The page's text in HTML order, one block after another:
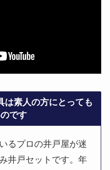
は素人の方にとっても
です
るプロの井戸屋が迷
井戸セットです。年